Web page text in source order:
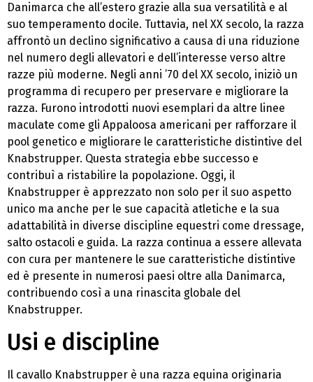
Danimarca che all’estero grazie alla sua versatilità e al
suo temperamento docile. Tuttavia, nel XX secolo, la razza
affrontò un declino significativo a causa di una riduzione
nel numero degli allevatori e dell’interesse verso altre
razze più moderne. Negli anni ’70 del XX secolo, iniziò un
programma di recupero per preservare e migliorare la
razza. Furono introdotti nuovi esemplari da altre linee
maculate come gli Appaloosa americani per rafforzare il
pool genetico e migliorare le caratteristiche distintive del
Knabstrupper. Questa strategia ebbe successo e
contribuì a ristabilire la popolazione. Oggi, il
Knabstrupper è apprezzato non solo per il suo aspetto
unico ma anche per le sue capacità atletiche e la sua
adattabilità in diverse discipline equestri come dressage,
salto ostacoli e guida. La razza continua a essere allevata
con cura per mantenere le sue caratteristiche distintive
ed è presente in numerosi paesi oltre alla Danimarca,
contribuendo così a una rinascita globale del
Knabstrupper.
Usi e discipline
Il cavallo Knabstrupper è una razza equina originaria